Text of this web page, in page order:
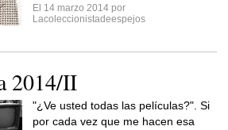
El 14 marzo 2014 por
Lacoleccionistadeespejos
2014/II
"¿Ve usted todas las películas?". Si
por cada vez que me hacen esa